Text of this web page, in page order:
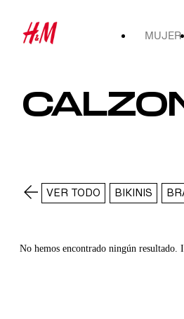
MUJER
VER TODO BIKINIS
No hemos encontrado ningún resultado.